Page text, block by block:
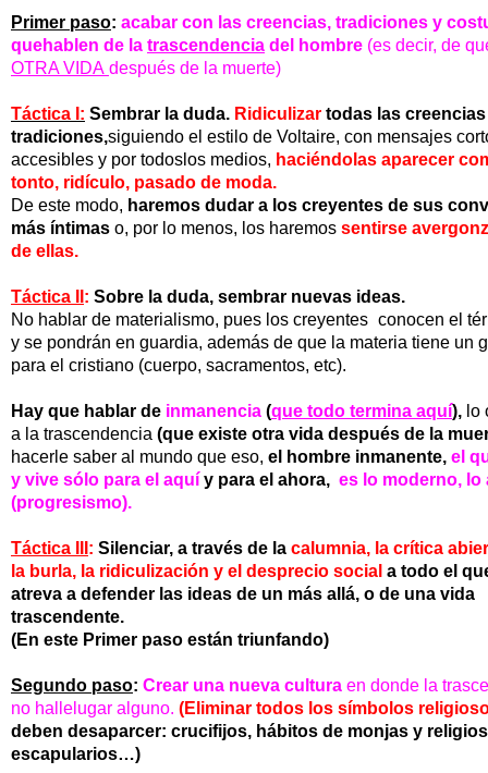
Primer paso: acabar con las creencias, tradiciones y
quehablen de la trascendencia del hombre (es decir, de
OTRA VIDA después de la muerte)
Táctica I: Sembrar la duda. Ridiculizar todas las
tradiciones,siguiendo el estilo de Voltaire, con mensajes
accesibles y por todoslos medios, haciéndolas aparecer
tonto, ridículo, pasado de moda.
De este modo, haremos dudar a los creyentes de sus
más íntimas o, por lo menos, los haremos sentirse
de ellas.
Táctica II : Sobre la duda, sembrar nuevas ideas.
No hablar de materialismo, pues los creyentes conocen el
y se pondrán en guardia, además de que la materia tiene un
para el cristiano (cuerpo, sacramentos, etc).
Hay que hablar de inmanencia (que todo termina aquí), o
a la trascendencia (que existe otra vida después de la
hacerle saber al mundo que eso, el hombre inmanente, el
y vive sólo para el aquí y para el ahora, es lo moderno,
(progresismo).
Táctica III : Silenciar, a través de la calumnia, la crítica
la burla, la ridiculización y el desprecio social a todo el
atreva a defender las ideas de un más allá, o de una vida
trascendente.
(En este Primer paso están triunfando)
Segundo paso: Crear una nueva cultura en donde la
no hallelugar alguno. (Eliminar todos los símbolos
deben desaparcer: crucifijos, hábitos de monjas y
escapularios…)